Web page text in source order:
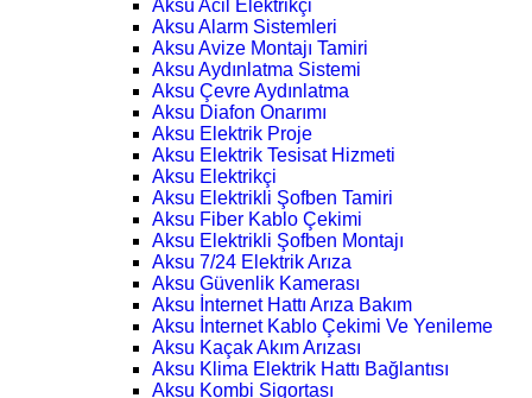
Aksu Acil Elektrikçi
Aksu Alarm Sistemleri
Aksu Avize Montajı Tamiri
Aksu Aydınlatma Sistemi
Aksu Çevre Aydınlatma
Aksu Diafon Onarımı
Aksu Elektrik Proje
Aksu Elektrik Tesisat Hizmeti
Aksu Elektrikçi
Aksu Elektrikli Şofben Tamiri
Aksu Fiber Kablo Çekimi
Aksu Elektrikli Şofben Montajı
Aksu 7/24 Elektrik Arıza
Aksu Güvenlik Kamerası
Aksu İnternet Hattı Arıza Bakım
Aksu İnternet Kablo Çekimi Ve Yenileme
Aksu Kaçak Akım Arızası
Aksu Klima Elektrik Hattı Bağlantısı
Aksu Kombi Sigortası